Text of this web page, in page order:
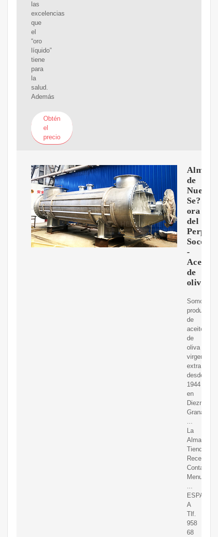
las
excelencias
que
el
“oro
líquido”
tiene
para
la
salud.
Además
Obtén
el
precio
de
Nuestra
Se?
ora
del
Socorro
-
Aceite
de
oliva
Somos
de
aceite
de
oliva
virgen
extra
desde
1944
en
Diezma
Granada.
La
Almazara;
Tienda;
Recetas;
Contacto;
Menu.
ESPA?
A
Tlf.
958
68